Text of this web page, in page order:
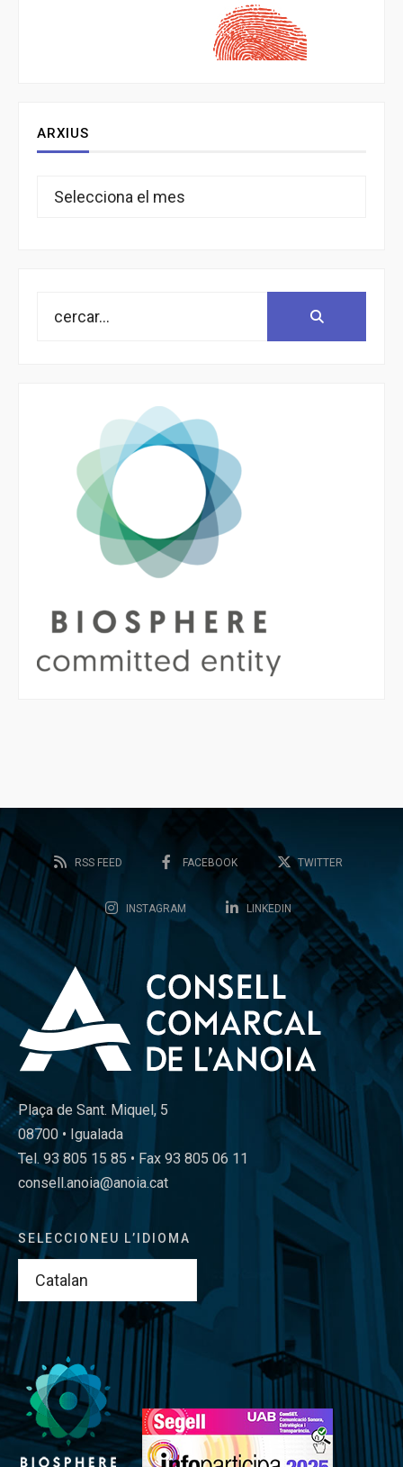
ARXIUS
RSS FEED FACEBOOK TWITTER
INSTAGRAM LINKEDIN
Plaça de Sant. Miquel, 5
08700 • Igualada
Tel. 93 805 15 85 • Fax 93 805 06 11
consell.anoia@anoia.cat
SELECCIONEU L’IDIOMA